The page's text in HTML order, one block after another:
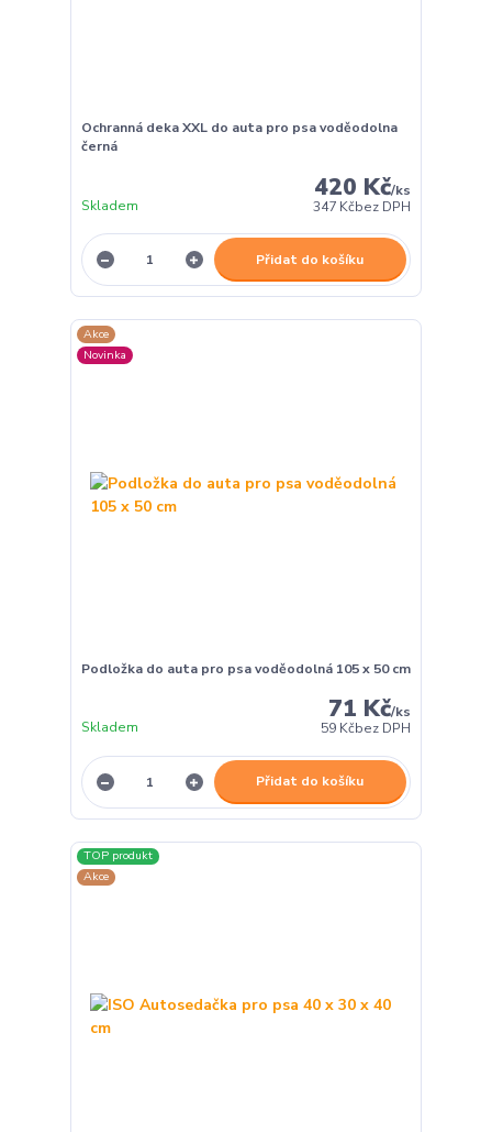
Ochranná deka XXL do auta pro psa voděodolna
černá
420 Kč/ks
347 Kčbez DPH
Skladem
Přidat do košíku
Akce
Novinka
Podložka do auta pro psa voděodolná 105 x 50 cm
71 Kč/ks
59 Kčbez DPH
Skladem
Přidat do košíku
TOP produkt
Akce